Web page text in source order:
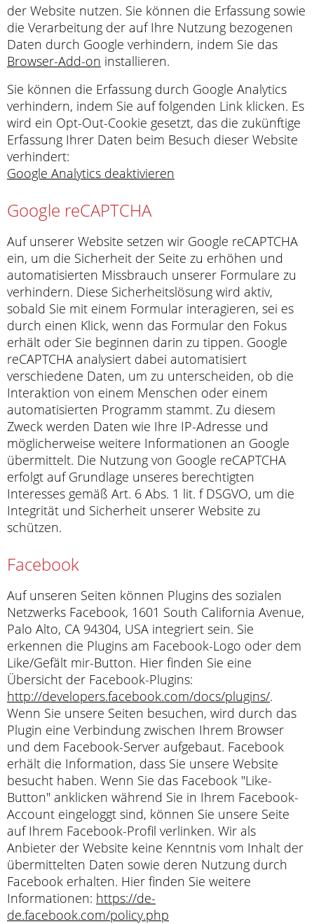
der Website nutzen. Sie können die Erfassung sowie
die Verarbeitung der auf Ihre Nutzung bezogenen
Daten durch Google verhindern, indem Sie das
Browser-Add-on installieren.
Sie können die Erfassung durch Google Analytics
verhindern, indem Sie auf folgenden Link klicken. Es
wird ein Opt-Out-Cookie gesetzt, das die zukünftige
Erfassung Ihrer Daten beim Besuch dieser Website
verhindert:
Google Analytics deaktivieren
Google reCAPTCHA
Auf unserer Website setzen wir Google reCAPTCHA
ein, um die Sicherheit der Seite zu erhöhen und
automatisierten Missbrauch unserer Formulare zu
verhindern. Diese Sicherheitslösung wird aktiv,
sobald Sie mit einem Formular interagieren, sei es
durch einen Klick, wenn das Formular den Fokus
erhält oder Sie beginnen darin zu tippen. Google
reCAPTCHA analysiert dabei automatisiert
verschiedene Daten, um zu unterscheiden, ob die
Interaktion von einem Menschen oder einem
automatisierten Programm stammt. Zu diesem
Zweck werden Daten wie Ihre IP-Adresse und
möglicherweise weitere Informationen an Google
übermittelt. Die Nutzung von Google reCAPTCHA
erfolgt auf Grundlage unseres berechtigten
Interesses gemäß Art. 6 Abs. 1 lit. f DSGVO, um die
Integrität und Sicherheit unserer Website zu
schützen.
Facebook
Auf unseren Seiten können Plugins des sozialen
Netzwerks Facebook, 1601 South California Avenue,
Palo Alto, CA 94304, USA integriert sein. Sie
erkennen die Plugins am Facebook-Logo oder dem
Like/Gefält mir-Button. Hier finden Sie eine
Übersicht der Facebook-Plugins:
http://developers.facebook.com/docs/plugins/.
Wenn Sie unsere Seiten besuchen, wird durch das
Plugin eine Verbindung zwischen Ihrem Browser
und dem Facebook-Server aufgebaut. Facebook
erhält die Information, dass Sie unsere Website
besucht haben. Wenn Sie das Facebook "Like-
Button" anklicken während Sie in Ihrem Facebook-
Account eingeloggt sind, können Sie unsere Seite
auf Ihrem Facebook-Profil verlinken. Wir als
Anbieter der Website keine Kenntnis vom Inhalt der
übermittelten Daten sowie deren Nutzung durch
Facebook erhalten. Hier finden Sie weitere
Informationen: https://de-
de.facebook.com/policy.php